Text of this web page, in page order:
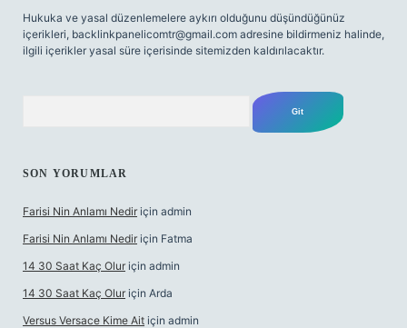
Hukuka ve yasal düzenlemelere aykırı olduğunu düşündüğünüz
içerikleri, backlinkpanelicomtr@gmail.com adresine bildirmeniz halinde,
ilgili içerikler yasal süre içerisinde sitemizden kaldırılacaktır.
SON YORUMLAR
Farisi Nin Anlamı Nedir için admin
Farisi Nin Anlamı Nedir için Fatma
14 30 Saat Kaç Olur için admin
14 30 Saat Kaç Olur için Arda
Versus Versace Kime Ait için admin